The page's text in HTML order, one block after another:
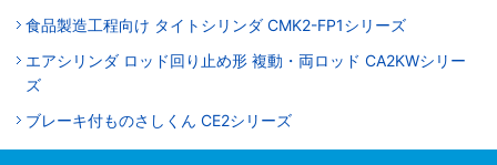
食品製造工程向け タイトシリンダ CMK2-FP1シリーズ
エアシリンダ ロッド回り止め形 複動・両ロッド CA2KWシリー
ズ
ブレーキ付ものさしくん CE2シリーズ